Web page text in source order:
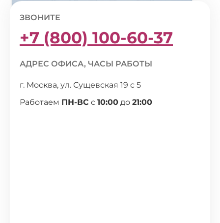
ЗВОНИТЕ
+7 (800) 100-60-37
АДРЕС ОФИСА, ЧАСЫ РАБОТЫ
г. Москва, ул. Сущевская 19 с 5
Работаем ПН-ВС с 10:00 до 21:00